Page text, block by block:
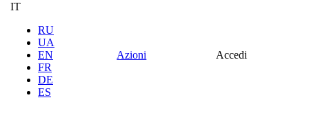
IT
RU
UA
EN
FR
DE
ES
Azioni Accedi